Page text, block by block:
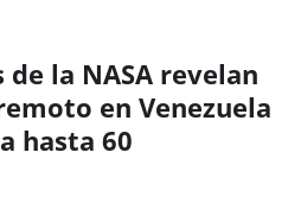
de la NASA revelan
en Venezuela
hasta 60